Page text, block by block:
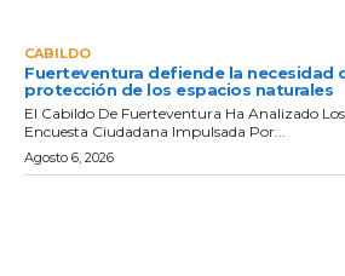
CABILDO
Fuerteventura defiende la necesidad
protección de los espacios naturales
El Cabildo De Fuerteventura Ha Analizado
Encuesta Ciudadana Impulsada Por...
Agosto 6, 2026